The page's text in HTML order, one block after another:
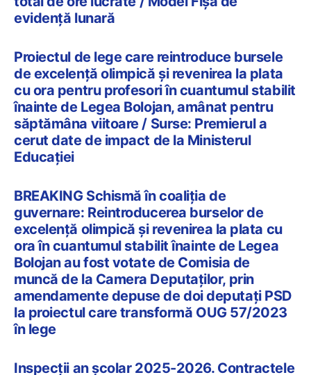
evidență lunară
Proiectul de lege care reintroduce bursele
de excelență olimpică și revenirea la plata
cu ora pentru profesori în cuantumul stabilit
înainte de Legea Bolojan, amânat pentru
săptămâna viitoare / Surse: Premierul a
cerut date de impact de la Ministerul
Educației
BREAKING Schismă în coaliția de
guvernare: Reintroducerea burselor de
excelență olimpică și revenirea la plata cu
ora în cuantumul stabilit înainte de Legea
Bolojan au fost votate de Comisia de
muncă de la Camera Deputaților, prin
amendamente depuse de doi deputați PSD
la proiectul care transformă OUG 57/2023
în lege
Inspecții an școlar 2025-2026. Contractele